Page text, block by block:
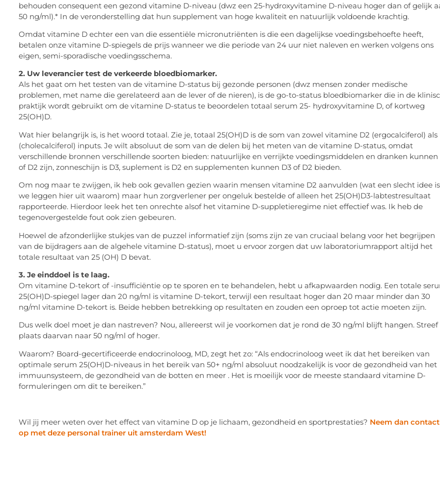
behouden consequent een gezond vitamine D-niveau (dwz een 25-hydroxyvitamine D-niveau hoger dan of gelijk
50 ng/ml).* In de veronderstelling dat hun supplement van hoge kwaliteit en natuurlijk voldoende krachtig.
Omdat vitamine D echter een van die essentiële micronutriënten is die een dagelijkse voedingsbehoefte heeft,
betalen onze vitamine D-spiegels de prijs wanneer we die periode van 24 uur niet naleven en werken volgens ons
eigen, semi-sporadische voedingsschema.
2. Uw leverancier test de verkeerde bloedbiomarker.
Als het gaat om het testen van de vitamine D-status bij gezonde personen (dwz mensen zonder medische
problemen, met name die gerelateerd aan de lever of de nieren), is de go-to-status bloedbiomarker die in de
praktijk wordt gebruikt om de vitamine D-status te beoordelen totaal serum 25- hydroxyvitamine D, of kortweg
25(OH)D.
Wat hier belangrijk is, is het woord totaal. Zie je, totaal 25(OH)D is de som van zowel vitamine D2 (ergocalciferol) als
(cholecalciferol) inputs. Je wilt absoluut de som van de delen bij het meten van de vitamine D-status, omdat
verschillende bronnen verschillende soorten bieden: natuurlijke en verrijkte voedingsmiddelen en dranken kunnen
of D2 zijn, zonneschijn is D3, suplement is D2 en supplementen kunnen D3 of D2 bieden.
Om nog maar te zwijgen, ik heb ook gevallen gezien waarin mensen vitamine D2 aanvulden (wat een slecht idee
we leggen hier uit waarom) maar hun zorgverlener per ongeluk bestelde of alleen het 25(OH)D3-labtestresultaat
rapporteerde. Hierdoor leek het ten onrechte alsof het vitamine D-suppletieregime niet effectief was. Ik heb de
tegenovergestelde fout ook zien gebeuren.
Hoewel de afzonderlijke stukjes van de puzzel informatief zijn (soms zijn ze van cruciaal belang voor het begrijpen
van de bijdragers aan de algehele vitamine D-status), moet u ervoor zorgen dat uw laboratoriumrapport altijd het
totale resultaat van 25 (OH) D bevat.
3. Je einddoel is te laag.
Om vitamine D-tekort of -insufficiëntie op te sporen en te behandelen, hebt u afkapwaarden nodig. Een totale
25(OH)D-spiegel lager dan 20 ng/ml is vitamine D-tekort, terwijl een resultaat hoger dan 20 maar minder dan 30
ng/ml vitamine D-tekort is. Beide hebben betrekking op resultaten en zouden een oproep tot actie moeten zijn.
Dus welk doel moet je dan nastreven? Nou, allereerst wil je voorkomen dat je rond de 30 ng/ml blijft hangen. Streef
plaats daarvan naar 50 ng/ml of hoger.
Waarom? Board-gecertificeerde endocrinoloog, MD, zegt het zo: “Als endocrinoloog weet ik dat het bereiken van
optimale serum 25(OH)D-niveaus in het bereik van 50+ ng/ml absoluut noodzakelijk is voor de gezondheid van het
immuunsysteem, de gezondheid van de botten en meer . Het is moeilijk voor de meeste standaard vitamine D-
formuleringen om dit te bereiken.”
Wil jij meer weten over het effect van vitamine D op je lichaam, gezondheid en sportprestaties? Neem dan contact
op met deze personal trainer uit amsterdam West!